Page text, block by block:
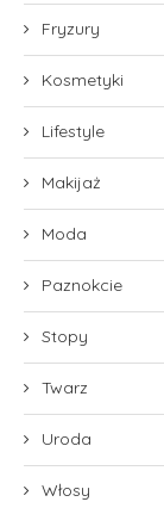
Fryzury
Kosmetyki
Lifestyle
Makijaż
Moda
Paznokcie
Stopy
Twarz
Uroda
Włosy